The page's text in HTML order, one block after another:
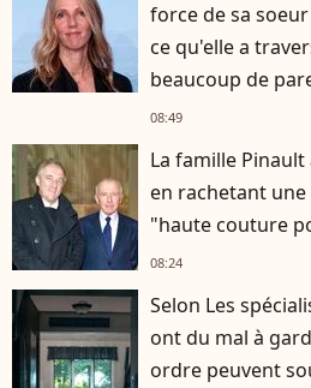
force de sa
ce qu'elle a
beaucoup de
08:49
La famille
en rachetant
"haute couture
08:24
Selon Les
ont du mal à
ordre peuvent